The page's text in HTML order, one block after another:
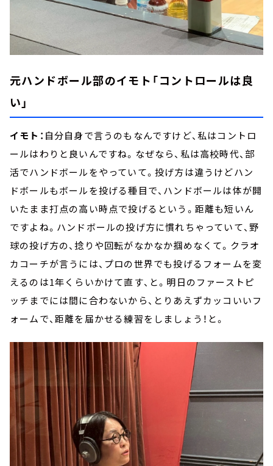
元ハンドボール部のイモト「コントロールは良
い」
イモト： 自分自身で言うのもなんですけど、私はコントロ
ールはわりと良いんですね。なぜなら、私は高校時代、部
活でハンドボールをやっていて。投げ方は違うけどハン
ドボールもボールを投げる種目で、ハンドボールは体が開
いたまま打点の高い時点で投げるという。距離も短いん
ですよね。ハンドボールの投げ方に慣れちゃっていて、野
球の投げ方の、捻りや回転がなかなか掴めなくて。クラオ
カコーチが言うには、プロの世界でも投げるフォームを変
えるのは1年くらいかけて直す、と。明日のファーストピ
ッチまでには間に合わないから、とりあえずカッコいいフ
ォームで、距離を届かせる練習をしましょう！と。